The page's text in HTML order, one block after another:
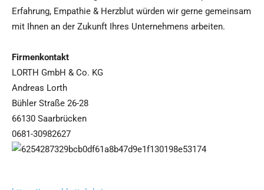
Erfahrung, Empathie & Herzblut würden wir gerne gemeinsam
mit Ihnen an der Zukunft Ihres Unternehmens arbeiten.
Firmenkontakt
LORTH GmbH & Co. KG
Andreas Lorth
Bühler Straße 26-28
66130 Saarbrücken
0681-30982627